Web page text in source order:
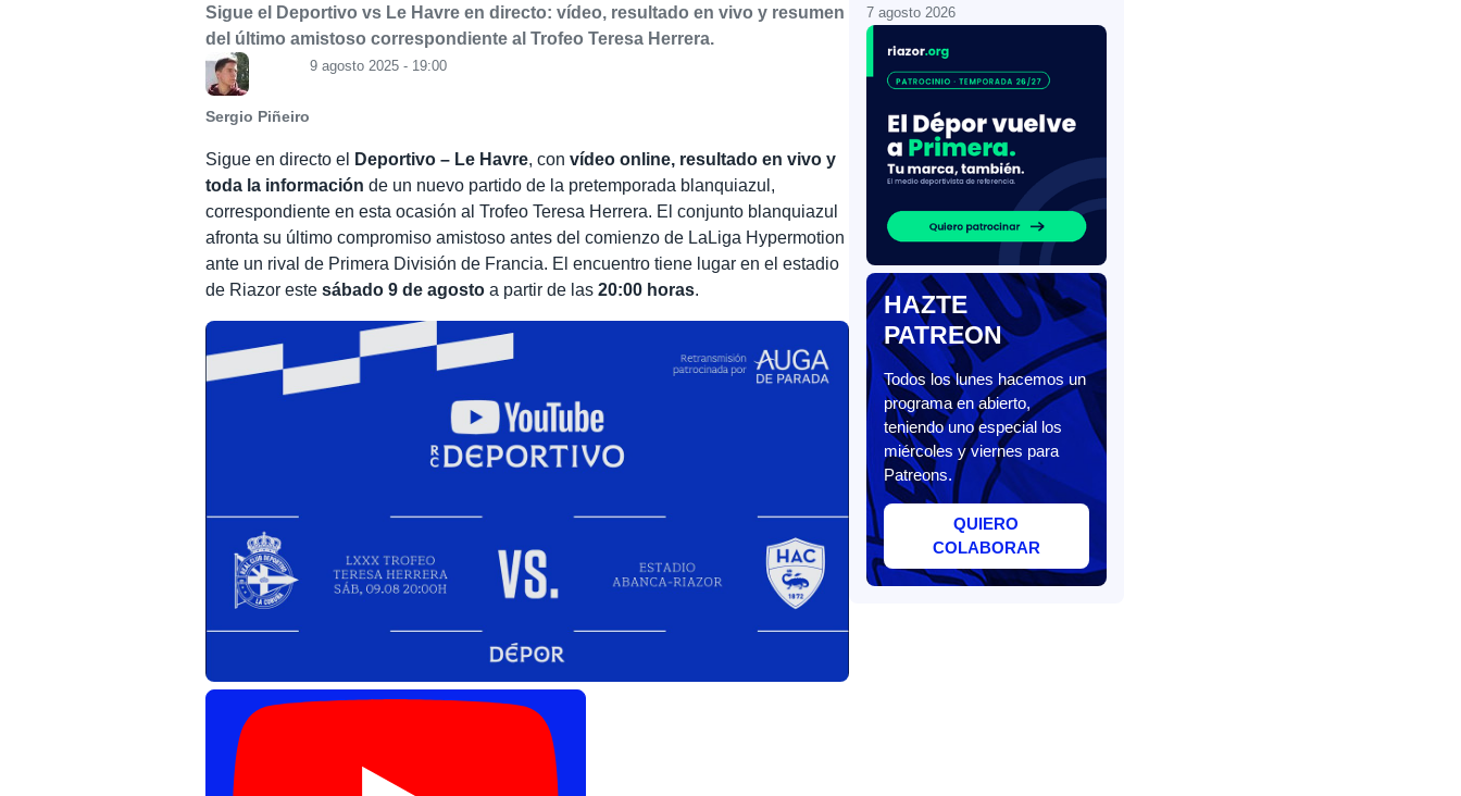
Sigue el Deportivo vs Le Havre en directo: vídeo, resultado en vivo y resumen
del último amistoso correspondiente al Trofeo Teresa Herrera.
Sergio Piñeiro
9 agosto 2025 - 19:00
Sigue en directo el Deportivo – Le Havre, convídeo online, resultado en vivo y
toda la información de un nuevo partido de la pretemporada blanquiazul,
correspondiente en esta ocasión al Trofeo Teresa Herrera. El conjunto blanquiazul
afronta su último compromiso amistoso antes del comienzo de LaLiga Hypermotion
ante un rival de Primera División de Francia. El encuentro tiene lugar en el estadio
de Riazor estesábado 9 de agosto a partir de las20:00 horas.
7 agosto 2026
HAZTE
PATREON
Todos los lunes hacemos un
programa en abierto,
teniendo uno especial los
miércoles y viernes para
Patreons.
QUIERO
COLABORAR